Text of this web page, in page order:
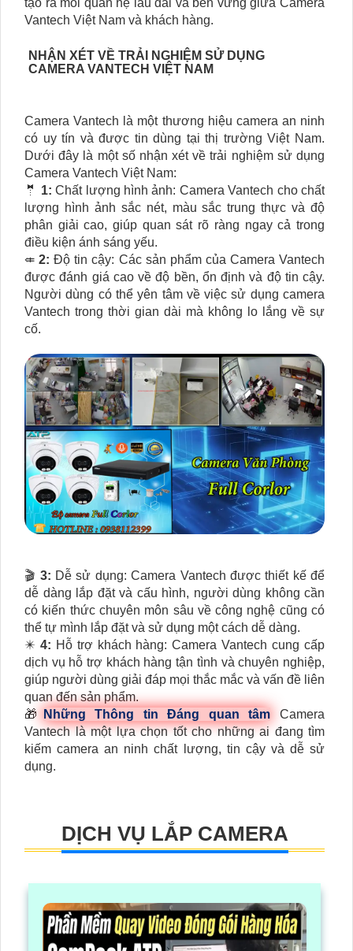
tạo ra mối quan hệ lâu dài và bền vững giữa Camera
Vantech Việt Nam và khách hàng.
NHẬN XÉT VỀ TRẢI NGHIỆM SỬ DỤNG
CAMERA VANTECH VIỆT NAM
Camera Vantech là một thương hiệu camera an ninh
có uy tín và được tin dùng tại thị trường Việt Nam.
Dưới đây là một số nhận xét về trải nghiệm sử dụng
Camera Vantech Việt Nam:
🤵 1: Chất lượng hình ảnh: Camera Vantech cho chất
lượng hình ảnh sắc nét, màu sắc trung thực và độ
phân giải cao, giúp quan sát rõ ràng ngay cả trong
điều kiện ánh sáng yếu.
⤂2: Độ tin cậy: Các sản phẩm của Camera Vantech
được đánh giá cao về độ bền, ổn định và độ tin cậy.
Người dùng có thể yên tâm về việc sử dụng camera
Vantech trong thời gian dài mà không lo lắng về sự
cố.
🎬 3: Dễ sử dụng: Camera Vantech được thiết kế để
dễ dàng lắp đặt và cấu hình, người dùng không cần
có kiến thức chuyên môn sâu về công nghệ cũng có
thể tự mình lắp đặt và sử dụng một cách dễ dàng.
✴️ 4: Hỗ trợ khách hàng: Camera Vantech cung cấp
dịch vụ hỗ trợ khách hàng tận tình và chuyên nghiệp,
giúp người dùng giải đáp mọi thắc mắc và vấn đề liên
quan đến sản phẩm.
🎁
Những Thông tin Đáng quan tâm Camera
Vantech là một lựa chọn tốt cho những ai đang tìm
kiếm camera an ninh chất lượng, tin cậy và dễ sử
dụng.
DỊCH VỤ LẮP CAMERA